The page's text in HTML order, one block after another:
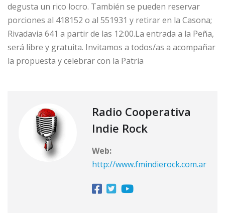
degusta un rico locro. También se pueden reservar
porciones al 418152 o al 551931 y retirar en la Casona;
Rivadavia 641 a partir de las 12:00.La entrada a la Peña,
será libre y gratuita. Invitamos a todos/as a acompañar
la propuesta y celebrar con la Patria
Radio Cooperativa
Indie Rock
Web:
http://www.fmindierock.com.ar